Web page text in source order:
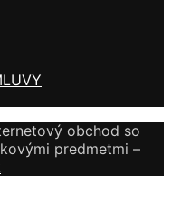
obchod so
predmetmi –